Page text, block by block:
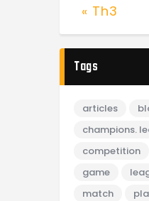
« Th3
Tags
articles
champions.
competition
game
match